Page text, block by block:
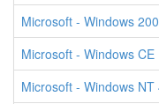
Microsoft - Windows
Microsoft - Windows CE
Microsoft - Windows